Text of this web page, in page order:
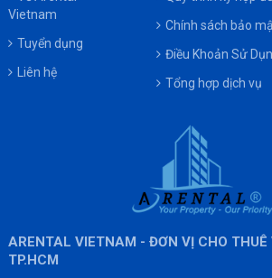
Vietnam
Tuyển dụng
Liên hệ
Chính sách bảo
Điều Khoản Sử
Tổng hợp dịch vụ
ARENTAL VIETNAM - ĐƠN VỊ CHO THUÊ
TP.HCM